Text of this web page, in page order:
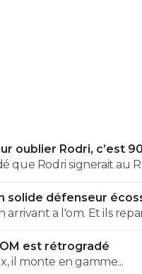
oublier Rodri, c’est
que Rodri signerait au
solide défenseur
arrivant a l'om. Et ils
une main devant,
est rétrogradé
il monte en gamme...